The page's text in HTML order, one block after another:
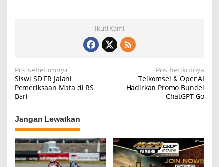
Ikuti Kami
N
a
v
i
g
a
s
Pos sebelumnya
Siswi SD FR Jalani
Pemeriksaan Mata di RS
Bari
Pos berikutnya
Telkomsel & OpenAI
Hadirkan Promo Bundel
ChatGPT Go
Jangan Lewatkan